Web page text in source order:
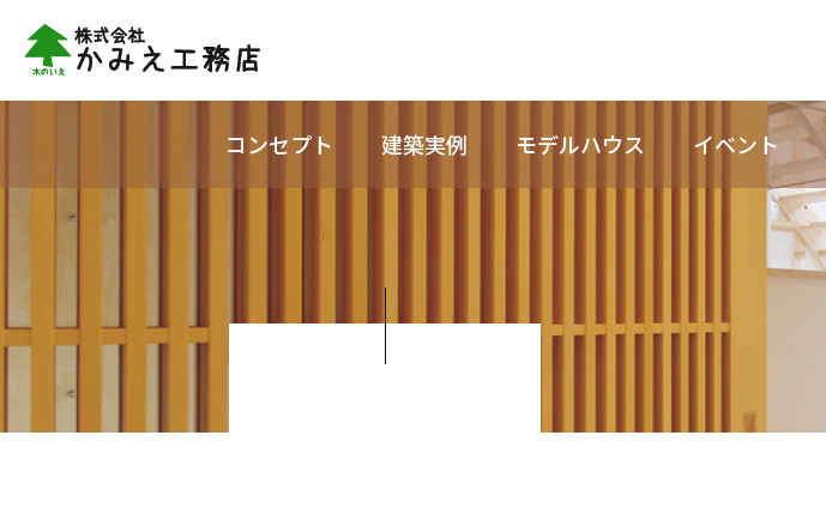
コンセプト 建築実例 モデルハウス イベント